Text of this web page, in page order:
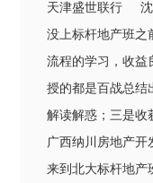
天津盛世联行 沈
没上标杆地产班之
流程的学习，收益
授的都是百战总结
解读解惑；三是
广西纳川房地产
来到北大标杆地产